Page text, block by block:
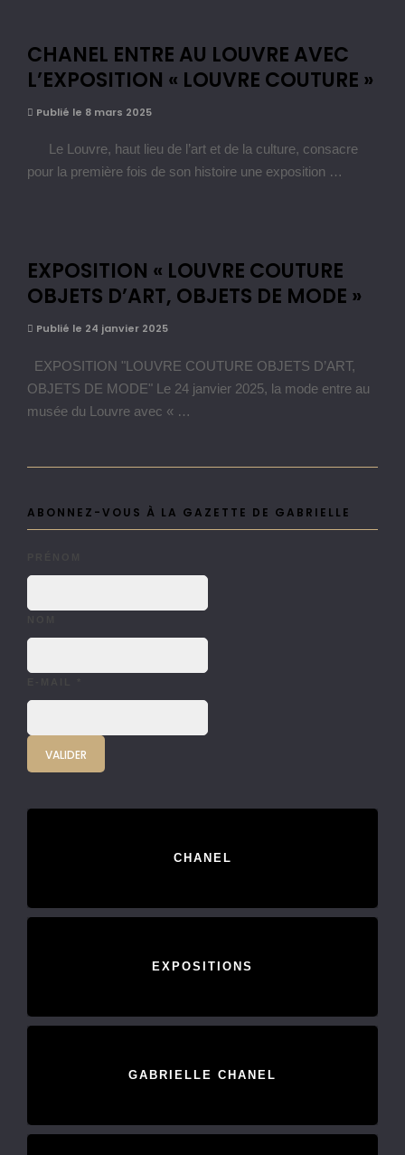
CHANEL ENTRE AU LOUVRE AVEC
L’EXPOSITION « LOUVRE COUTURE »
Publié le 8 mars 2025
Le Louvre, haut lieu de l’art et de la culture, consacre
pour la première fois de son histoire une exposition …
EXPOSITION « LOUVRE COUTURE
OBJETS D’ART, OBJETS DE MODE »
Publié le 24 janvier 2025
EXPOSITION "LOUVRE COUTURE OBJETS D’ART,
OBJETS DE MODE" Le 24 janvier 2025, la mode entre au
musée du Louvre avec « …
ABONNEZ-VOUS À LA GAZETTE DE GABRIELLE
CHANEL
EXPOSITIONS
GABRIELLE CHANEL